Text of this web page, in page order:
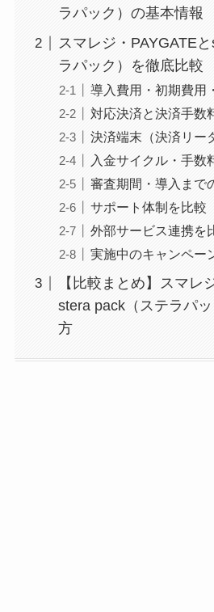
ラパック）の基本情報
スマレジ・PAYGATE
ラパック）を徹底比較
導入費用・初期費用
対応決済と決済手数
決済端末（決済リー
入金サイクル・手数
審査期間・導入まで
サポート体制を比較
外部サービス連携を
実施中のキャンペー
【比較まとめ】スマレ
stera pack（ステラパ
方